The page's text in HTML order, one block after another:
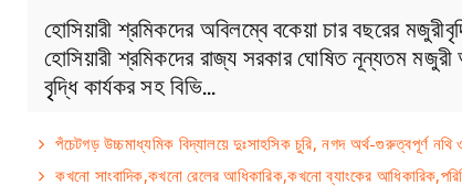
হোসিয়ারী শ্রমিকদের অবিলম্বে বকেয়া চার বছরের
হোসিয়ারী শ্রমিকদের রাজ্য সরকার ঘোষিত নূন্যতম
বৃৃদ্ধি কার্যকর সহ বিভি…
পঁচেটগড় উচ্চমাধ্যমিক বিদ্যালয়ে দুঃসাহসিক চুরি, নগদ অর্থ-গুরুত্বপূর্ণ নথি ও
কখনো সাংবাদিক,কখনো রেলের আধিকারিক,কখনো ব্যাংকের